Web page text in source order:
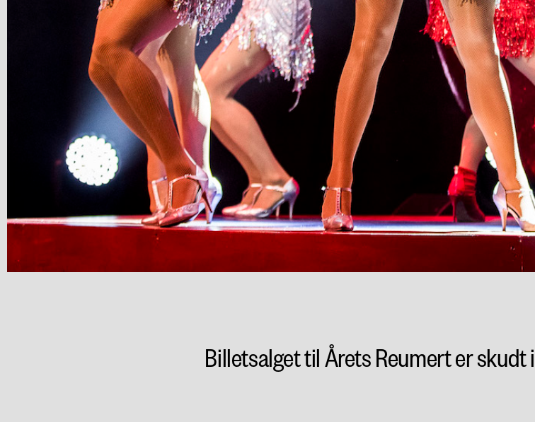
Billetsalget til Årets Reumert er skudt